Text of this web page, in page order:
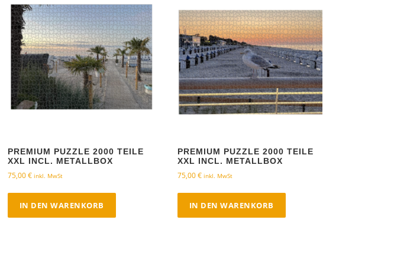
PREMIUM PUZZLE 2000 TEILE
XXL INCL. METALLBOX
75,00€ inkl. MwSt
IN DEN WARENKORB
PREMIUM PUZZLE 2000 TEILE
XXL INCL. METALLBOX
75,00€ inkl. MwSt
IN DEN WARENKORB